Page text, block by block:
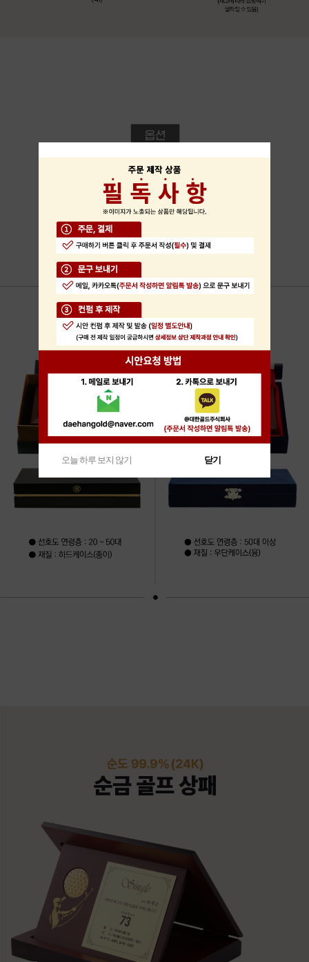
오늘 하루 보지 않기 닫기